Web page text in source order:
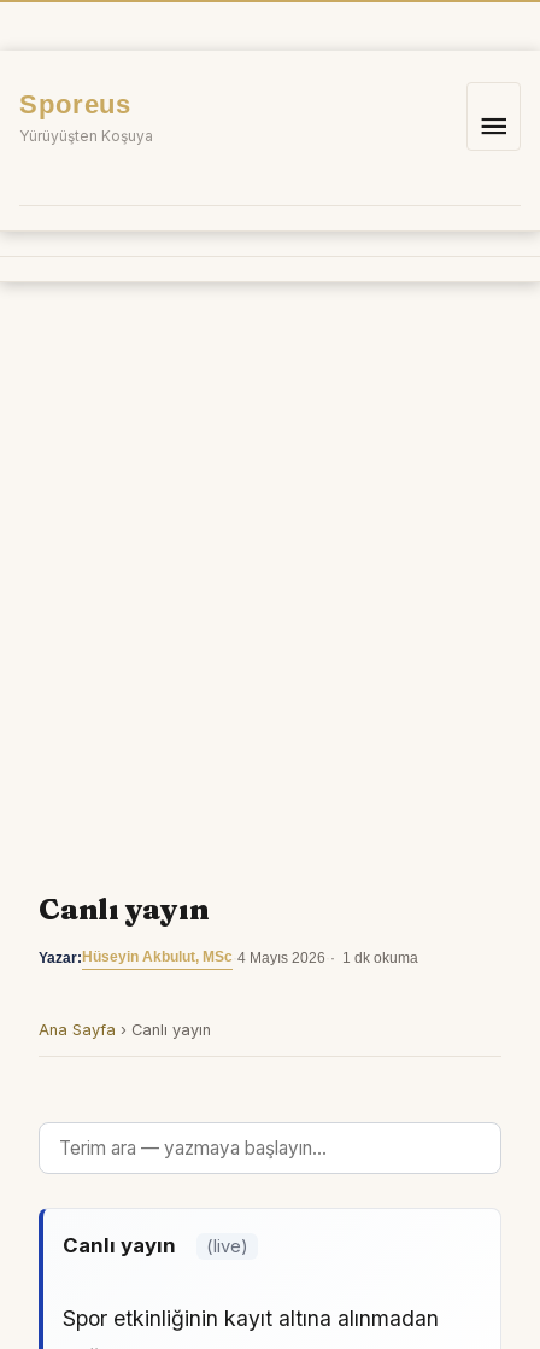
Sporeus
Yürüyüşten Koşuya
Ana
Canlı yayın
Yazar: Hüseyin Akbulut, MSc 4 Mayıs 2026 1 dk okuma
Ana Sayfa › Canlı yayın
Canlı yayın (live)
Spor etkinliğinin kayıt altına alınmadan